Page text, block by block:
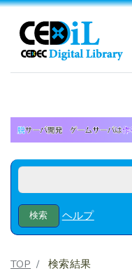
ヘルプ
TOP 検索結果